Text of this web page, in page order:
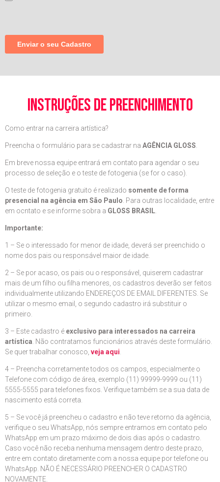
instruções de preenchimento
Como entrar na carreira artística?
Preencha o formulário para se cadastrar na AGÊNCIA GLOSS
Em breve nossa equipe entrará em contato para agendar o seu
processo de seleção e o teste de fotogenia (se for o caso).
O teste de fotogenia gratuito é realizado somente de forma
presencial na agência em São Paulo . Para outras localidade, entre
em ocntato e se informe sobra a GLOSS BRASIL
Importante:
1 – Se o interessado for menor de idade, deverá ser preenchido o
nome dos pais ou responsável maior de idade.
2 – Se por acaso, os pais ou o responsável, quiserem cadastrar
mais de um filho ou filha menores, os cadastros deverão ser feitos
individualmente utilizando ENDEREÇOS DE EMAIL DIFERENTES. Se
utilizar o mesmo email, o segundo cadastro irá substituir o
primeiro.
3 – Este cadastro é exclusivo para interessados na carreira
artística . Não contratamos funcionários através deste formulário.
Se quer trabalhar conosco, veja aqui
4 – Preencha corretamente todos os campos, especialmente o
Telefone com código de área, exemplo (11) 99999-9999 ou (11)
5555-5555 para telefones fixos. Verifique também se a sua data de
nascimento está correta.
5 – Se você já preencheu o cadastro e não teve retorno da agência,
verifique o seu WhatsApp, nós sempre entramos em contato pelo
WhatsApp em um prazo máximo de dois dias após o cadastro.
Caso você não receba nenhuma mensagem dentro deste prazo,
entre em contato diretamente com a nossa equipe por telefone ou
WhatsApp. NÃO É NECESSÁRIO PREENCHER O CADASTRO
NOVAMENTE.